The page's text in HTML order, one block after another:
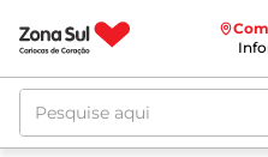
Pesquise aqui